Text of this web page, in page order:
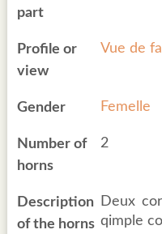
part
Profile or
view
Vue de
Gender Femelle
Number of
horns
2
Description
of the horns
Deux
qimple